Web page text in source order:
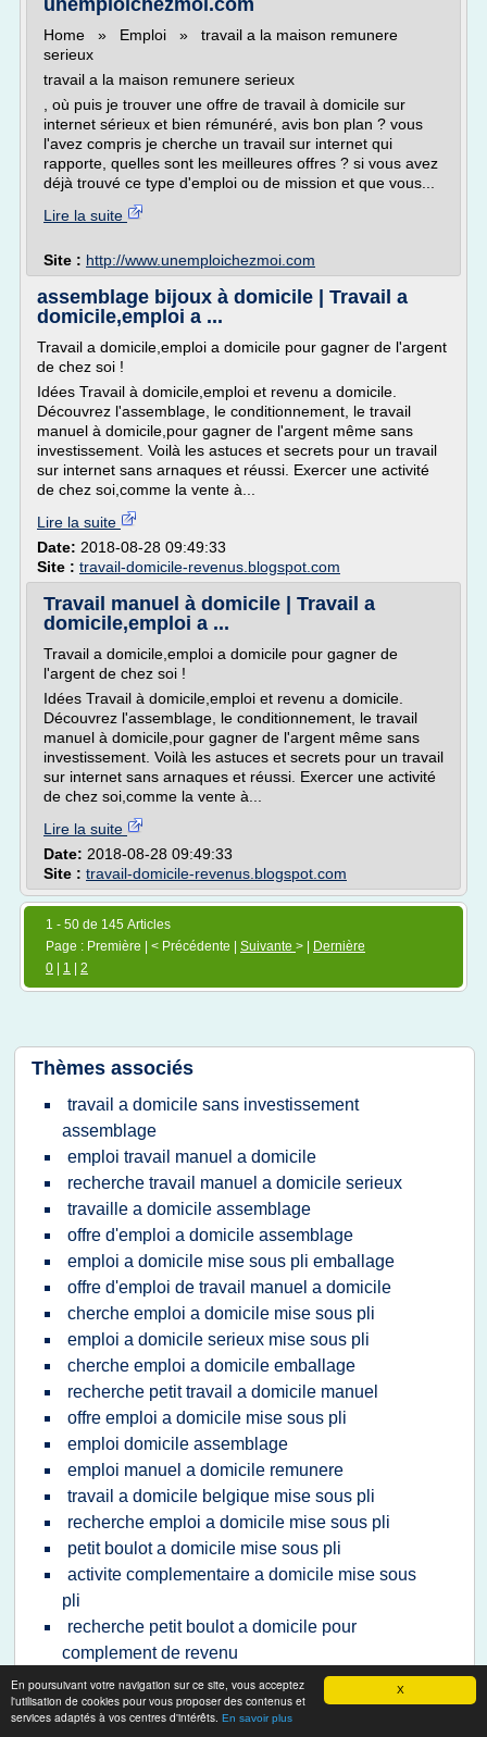
X
En poursuivant votre navigation sur ce site, vous acceptez
l'utilisation de cookies pour vous proposer des contenus et
services adaptés à vos centres d'intérêts. En savoir plus
unemploichezmoi.com
Home » Emploi » travail a la maison remunere
serieux
travail a la maison remunere serieux
, où puis je trouver une offre de travail à domicile sur
internet sérieux et bien rémunéré, avis bon plan ? vous
l'avez compris je cherche un travail sur internet qui
rapporte, quelles sont les meilleures offres ? si vous avez
déjà trouvé ce type d'emploi ou de mission et que vous...
Lire la suite
Site : http://www.unemploichezmoi.com
assemblage bijoux à domicile | Travail a
domicile,emploi a ...
Travail a domicile,emploi a domicile pour gagner de l'argent
de chez soi !
Idées Travail à domicile,emploi et revenu a domicile.
Découvrez l'assemblage, le conditionnement, le travail
manuel à domicile,pour gagner de l'argent même sans
investissement. Voilà les astuces et secrets pour un travail
sur internet sans arnaques et réussi. Exercer une activité
de chez soi,comme la vente à...
Lire la suite
Date: 2018-08-28 09:49:33
Site : travail-domicile-revenus.blogspot.com
Travail manuel à domicile | Travail a
domicile,emploi a ...
Travail a domicile,emploi a domicile pour gagner de
l'argent de chez soi !
Idées Travail à domicile,emploi et revenu a domicile.
Découvrez l'assemblage, le conditionnement, le travail
manuel à domicile,pour gagner de l'argent même sans
investissement. Voilà les astuces et secrets pour un travail
sur internet sans arnaques et réussi. Exercer une activité
de chez soi,comme la vente à...
Lire la suite
Date: 2018-08-28 09:49:33
Site : travail-domicile-revenus.blogspot.com
1 - 50 de 145 Articles
Page : Première | < Précédente | Suivante > |
Dernière
0
1 2
Thèmes associés
travail a domicile sans investissement
assemblage
emploi travail manuel a domicile
recherche travail manuel a domicile serieux
travaille a domicile assemblage
offre d'emploi a domicile assemblage
emploi a domicile mise sous pli emballage
offre d'emploi de travail manuel a domicile
cherche emploi a domicile mise sous pli
emploi a domicile serieux mise sous pli
cherche emploi a domicile emballage
recherche petit travail a domicile manuel
offre emploi a domicile mise sous pli
emploi domicile assemblage
emploi manuel a domicile remunere
travail a domicile belgique mise sous pli
recherche emploi a domicile mise sous pli
petit boulot a domicile mise sous pli
activite complementaire a domicile mise sous
pli
recherche petit boulot a domicile pour
complement de revenu
revenu complementaire a domicile mise sous
pli